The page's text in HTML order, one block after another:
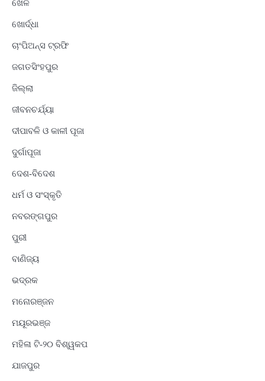
ଖେଳ
ଖୋର୍ଦ୍ଧା
ଚାଂପିଅନ୍ସ ଟ୍ରଫି
ଜଗତସିଂହପୁର
ଜିଲ୍ଲା
ଜୀବନଚର୍ଯ୍ୟା
ଦୀପାବଳି ଓ କାଳୀ ପୂଜା
ଦୁର୍ଗାପୂଜା
ଦେଶ-ବିଦେଶ
ଧର୍ମ ଓ ସଂସ୍କୃତି
ନବରଙ୍ଗପୁର
ପୁରୀ
ବାଣିଜ୍ୟ
ଭଦ୍ରକ
ମନୋରଞ୍ଜନ
ମୟୂରଭଞ୍ଜ
ମହିଳା ଟି-୨୦ ବିଶ୍ୱକପ
ଯାଜପୁର